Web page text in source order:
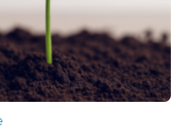
dar, denn…